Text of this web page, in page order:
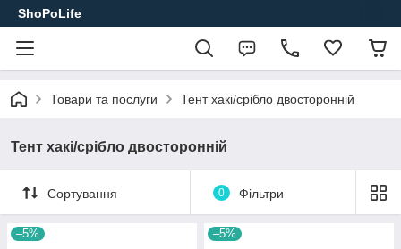
ShoPoLife
Товари та послуги Тент хакі/срібло двосторонній
Тент хакі/срібло двосторонній
Сортування 0 Фільтри
–5% –5%